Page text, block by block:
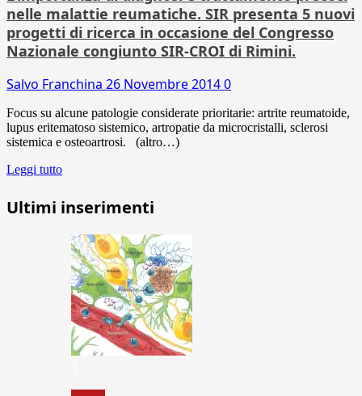
nelle malattie reumatiche. SIR presenta 5 nuovi
progetti di ricerca in occasione del Congresso
Nazionale congiunto SIR-CROI di Rimini.
Salvo Franchina 26 Novembre 20140
Focus su alcune patologie considerate prioritarie: artrite reumatoide,
lupus eritematoso sistemico, artropatie da microcristalli, sclerosi
sistemica e osteoartrosi. (altro…)
Leggi tutto
Ultimi inserimenti